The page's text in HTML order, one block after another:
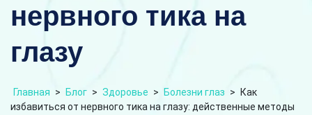
нервного тика на
глазу
Главная > Блог > Здоровье > Болезни глаз >
Как
избавиться от нервного тика на глазу: действенные методы